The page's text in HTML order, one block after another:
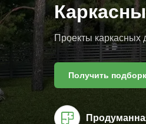
Проекты каркасных
Получить